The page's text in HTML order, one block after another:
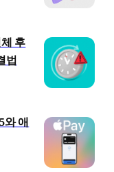
후
법
와 애